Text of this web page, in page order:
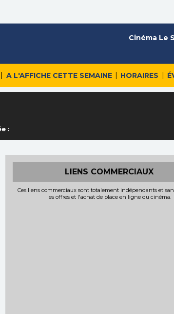
| A L'AFFICHE CETTE SEMAINE | HORAIRES |
Cinéma Le
:
LIENS COMMERCIAUX
Ces liens commerciaux sont totalement indépendants et
les offres et l'achat de place en ligne du cinéma.